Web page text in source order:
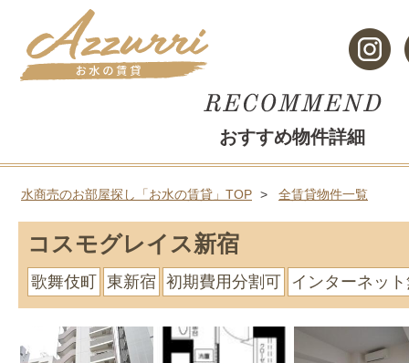
おすすめ物件詳細
水商売のお部屋探し「お水の賃貸」TOP 全賃貸物件一覧
コスモグレイス新宿
歌舞伎町 東新宿 初期費用分割可 インターネッ